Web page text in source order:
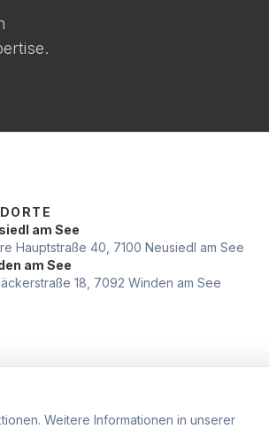
am See
Hauptstraße 40, 7100 Neusiedl am See
am See
18, 7092 Winden am See
Weitere Informationen in unserer